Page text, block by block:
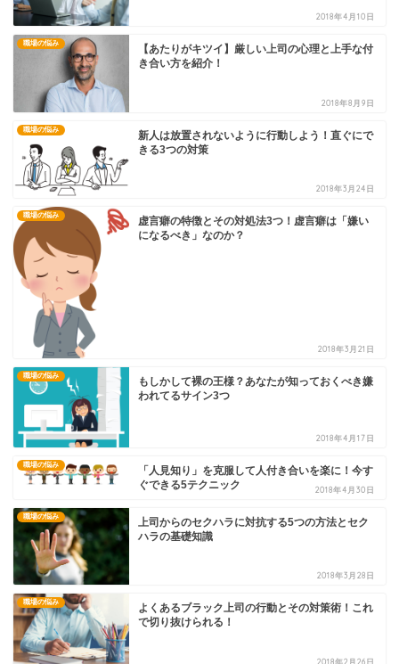
2018年4月10日
職場の悩み
【あたりがキツイ】厳しい上司の心理と上手な付
き合い方を紹介！
2018年8月9日
職場の悩み
新人は放置されないように行動しよう！直ぐにで
きる3つの対策
2018年3月24日
職場の悩み
虚言癖の特徴とその対処法3つ！虚言癖は「嫌い
になるべき」なのか？
2018年3月21日
職場の悩み
もしかして裸の王様？あなたが知っておくべき嫌
われてるサイン3つ
2018年4月17日
職場の悩み
「人見知り」を克服して人付き合いを楽に！今す
ぐできる5テクニック
2018年4月30日
職場の悩み
上司からのセクハラに対抗する5つの方法とセク
ハラの基礎知識
2018年3月28日
職場の悩み
よくあるブラック上司の行動とその対策術！これ
で切り抜けられる！
2018年2月26日